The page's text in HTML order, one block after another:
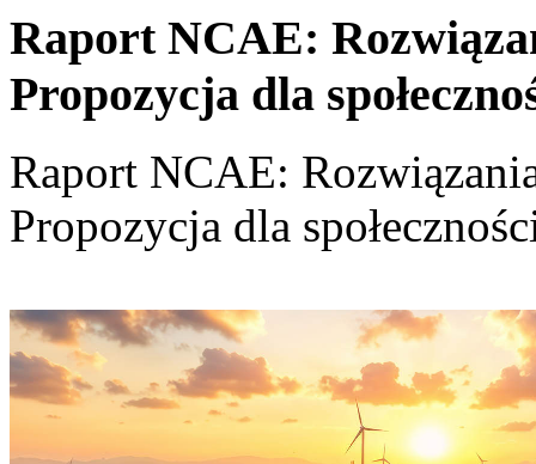
Raport NCAE:
Propozycja dla
Raport NCAE:
Propozycja dla